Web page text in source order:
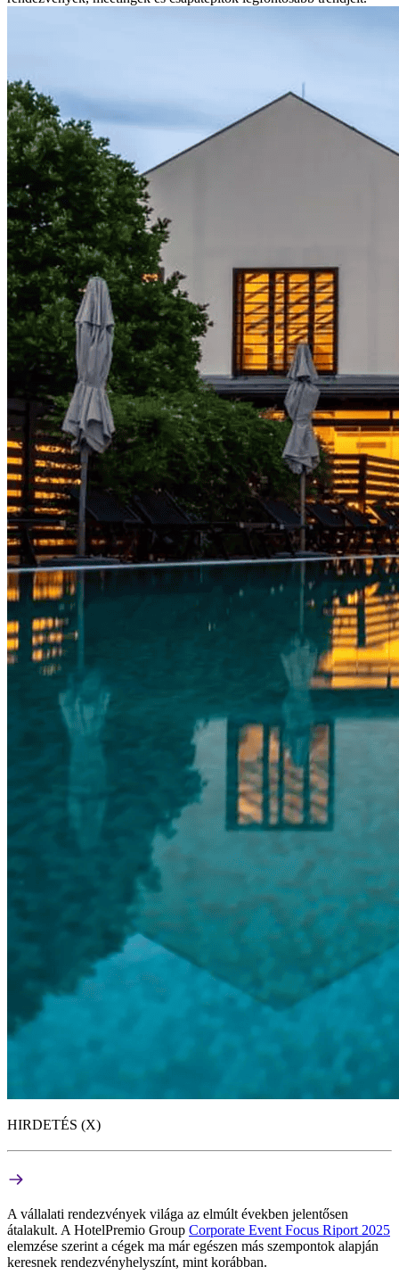
HIRDETÉS (X)
A vállalati rendezvények világa az elmúlt években jelentősen
átalakult. A HotelPremio Group Corporate Event Focus Riport 2025
elemzése szerint a cégek ma már egészen más szempontok alapján
keresnek rendezvényhelyszínt, mint korábban.